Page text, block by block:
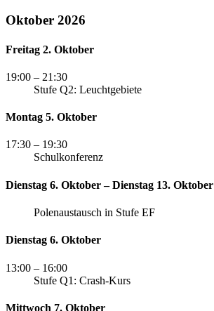
Oktober 2026
Freitag 2. Oktober
19:00 – 21:30
Stufe Q2: Leuchtgebiete
Montag 5. Oktober
17:30 – 19:30
Schulkonferenz
Dienstag 6. Oktober – Dienstag 13. Oktober
Polenaustausch in Stufe EF
Dienstag 6. Oktober
13:00 – 16:00
Stufe Q1: Crash-Kurs
Mittwoch 7. Oktober